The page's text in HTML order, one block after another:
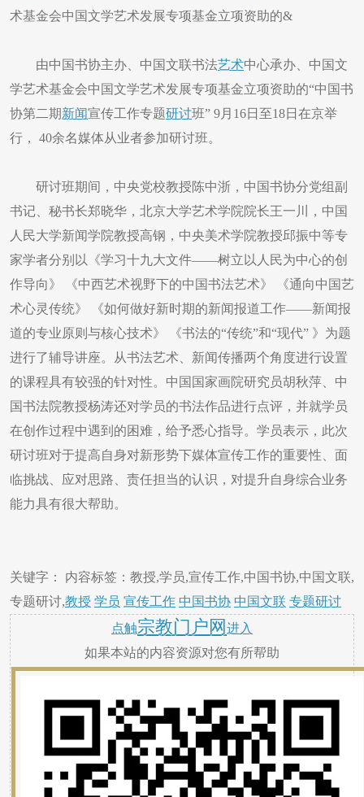
术基金会中国文学艺术发展专项基金立项资助的&
由中国书协主办、中国文联书法艺术中心承办、中国文
学艺术基金会中国文学艺术发展专项基金立项资助的“中国书
协第二期新闻宣传工作专题研讨班” 9月16日至18日在京举
行， 40余名媒体从业者参加研讨班。
研讨班期间，中央党校教授陈中浙，中国书协分党组副
书记、秘书长郑晓华，北京大学艺术学院院长王一川，中国
人民大学新闻学院教授高钢，中央美术学院教授邱振中等专
家学者分别以《学习十九大文件——树立以人民为中心的创
作导向》 《中西艺术视野下的中国书法艺术》 《通向中国艺
术心灵传统》 《如何做好新时期的新闻报道工作——新闻报
道的专业原则与核心技术》 《书法的“传统”和“现代” 》为题
进行了辅导讲座。从书法艺术、新闻传播两个角度进行设置
的课程具有较强的针对性。中国国家画院研究员胡秋萍、中
国书法院教授杨涛还对学员的书法作品进行点评，并就学员
在创作过程中遇到的困难，给予悉心指导。学员表示，此次
研讨班对于提高自身对新形势下媒体宣传工作的重要性、面
临挑战、应对思路、责任担当的认识，对提升自身综合业务
能力具有很大帮助。
关键字： 内容标签：教授,学员,宣传工作,中国书协,中国文联,
专题研讨,教授 学员 宣传工作 中国书协 中国文联 专题研讨
点触宗教门户网 进入
如果本站的内容资源对您有所帮助